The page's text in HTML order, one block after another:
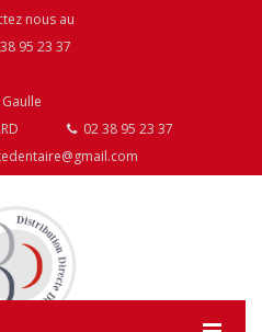
nous au
95 23 37
02 38 95 23 37